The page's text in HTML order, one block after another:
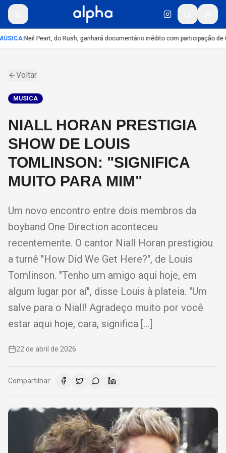
:Neil Peart, do Rush, ganhará documentário inédito com participação de
Voltar
MUSICA
NIALL HORAN PRESTIGIA
SHOW DE LOUIS
TOMLINSON: "SIGNIFICA
MUITO PARA MIM"
Um novo encontro entre dois membros da
boyband One Direction aconteceu
recentemente. O cantor Niall Horan prestigiou
a turnê "How Did We Get Here?", de Louis
Tomlinson. "Tenho um amigo aqui hoje, em
algum lugar por aí", disse Louis à plateia. "Um
salve para o Niall! Agradeço muito por você
estar aqui hoje, cara, significa […]
22 de abril de 2026
Compartilhar: